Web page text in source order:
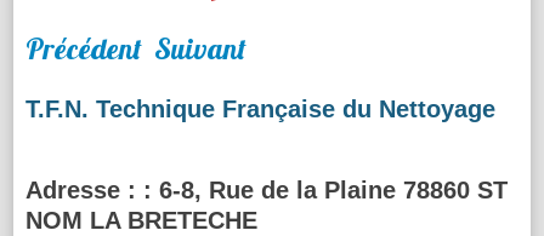
Précédent Suivant
T.F.N. Technique Française du Nettoyage
Adresse : : 6-8, Rue de la Plaine 78860 ST
NOM LA BRETECHE